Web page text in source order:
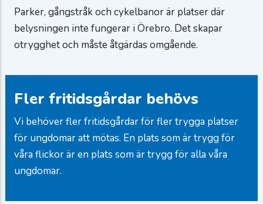
Parker, gångstråk och cykelbanor är platser där
belysningen inte fungerar i Örebro. Det skapar
otrygghet och måste åtgärdas omgående.
Fler fritidsgårdar behövs
Vi behöver fler fritidsgårdar för fler trygga platser
för ungdomar att mötas. En plats som är trygg för
våra flickor är en plats som är trygg för alla våra
ungdomar.